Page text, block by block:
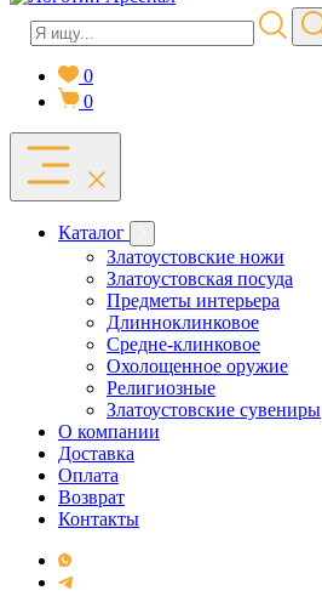
0
0
Каталог
Златоустовские ножи
Златоустовская посуда
Предметы интерьера
Длинноклинковое
Средне-клинковое
Охолощенное оружие
Религиозные
Златоустовские сувениры
О компании
Доставка
Оплата
Возврат
Контакты